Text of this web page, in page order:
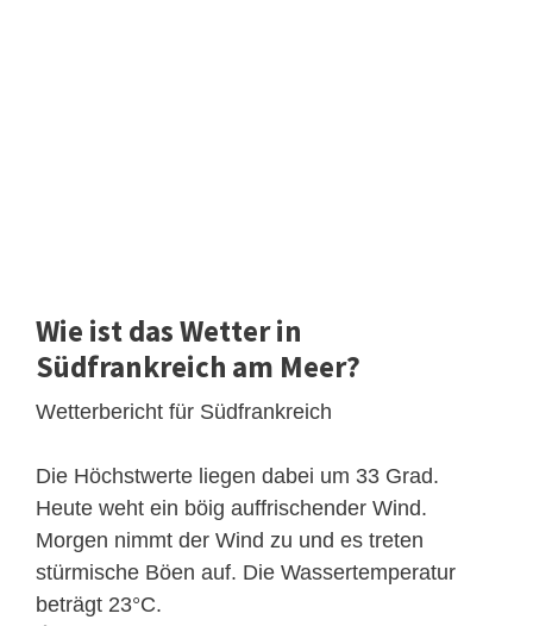
Wie ist das Wetter in
Südfrankreich am Meer?
Wetterbericht für Südfrankreich
Die Höchstwerte liegen dabei um 33 Grad.
Heute weht ein böig auffrischender Wind.
Morgen nimmt der Wind zu und es treten
stürmische Böen auf. Die Wassertemperatur
beträgt 23°C.